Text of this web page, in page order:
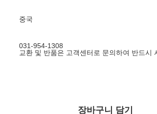
중국
031-954-1308
교환 및 반품은 고객센터로 문의하여 반드시
장바구니 담기